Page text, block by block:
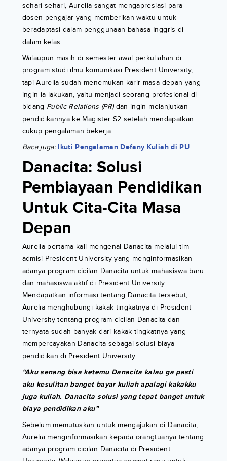
sehari-sehari, Aurelia sangat mengapresiasi para
dosen pengajar yang memberikan waktu untuk
beradaptasi dalam penggunaan bahasa Inggris di
dalam kelas.
Walaupun masih di semester awal perkuliahan di
program studi ilmu komunikasi President University,
tapi Aurelia sudah menemukan karir masa depan yang
ingin ia lakukan, yaitu menjadi seorang profesional di
bidang Public Relations (PR)dan ingin melanjutkan
pendidikannya ke Magister S2 setelah mendapatkan
cukup pengalaman bekerja.
Baca juga: Ikuti Pengalaman Defany Kuliah di PU
Danacita: Solusi
Pembiayaan Pendidikan
Untuk Cita-Cita Masa
Depan
Aurelia pertama kali mengenal Danacita melalui tim
admisi President University yang menginformasikan
adanya program cicilan Danacita untuk mahasiswa baru
dan mahasiswa aktif di President University.
Mendapatkan informasi tentang Danacita tersebut,
Aurelia menghubungi kakak tingkatnya di President
University tentang program cicilan Danacita dan
ternyata sudah banyak dari kakak tingkatnya yang
mempercayakan Danacita sebagai solusi biaya
pendidikan di President University.
“Aku senang bisa ketemu Danacita kalau ga pasti
aku kesulitan banget bayar kuliah apalagi kakakku
juga kuliah. Danacita solusi yang tepat banget untuk
biaya pendidikan aku”
Sebelum memutuskan untuk mengajukan di Danacita,
Aurelia menginformasikan kepada orangtuanya tentang
adanya program cicilan Danacita di President